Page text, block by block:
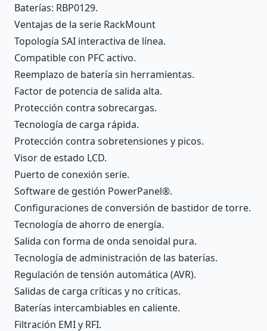
Baterías: RBP0129.
Ventajas de la serie RackMount
Topología SAI interactiva de línea.
Compatible con PFC activo.
Reemplazo de batería sin herramientas.
Factor de potencia de salida alta.
Protección contra sobrecargas.
Tecnología de carga rápida.
Protección contra sobretensiones y picos.
Visor de estado LCD.
Puerto de conexión serie.
Software de gestión PowerPanel®.
Configuraciones de conversión de bastidor de torre.
Tecnología de ahorro de energía.
Salida con forma de onda senoidal pura.
Tecnología de administración de las baterías.
Regulación de tensión automática (AVR).
Salidas de carga críticas y no críticas.
Baterías intercambiables en caliente.
Filtración EMI y RFI.